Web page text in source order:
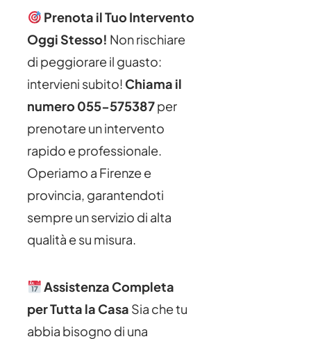
Prenota il Tuo Intervento
Oggi Stesso! Non rischiare
di peggiorare il guasto:
intervieni subito! Chiama il
numero 055-575387per
prenotare un intervento
rapido e professionale.
Operiamo a Firenze e
provincia, garantendoti
sempre un servizio di alta
qualità e su misura.
Assistenza Completa
per Tutta la Casa Sia che tu
abbia bisogno di una